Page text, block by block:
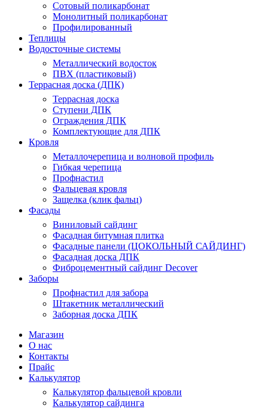
Сотовый поликарбонат
Монолитный поликарбонат
Профилированный
Теплицы
Водосточные системы
Металлический водосток
ПВХ (пластиковый)
Террасная доска (ДПК)
Террасная доска
Ступени ДПК
Ограждения ДПК
Комплектующие для ДПК
Кровля
Металлочерепица и волновой профиль
Гибкая черепица
Профнастил
Фальцевая кровля
Защелка (клик фальц)
Фасады
Виниловый сайдинг
Фасадная битумная плитка
Фасадные панели (ЦОКОЛЬНЫЙ САЙДИНГ)
Фасадная доска ДПК
Фиброцементный сайдинг Decover
Заборы
Профнастил для забора
Штакетник металлический
Заборная доска ДПК
Магазин
О нас
Контакты
Прайс
Калькулятор
Калькулятор фальцевой кровли
Калькулятор сайдинга